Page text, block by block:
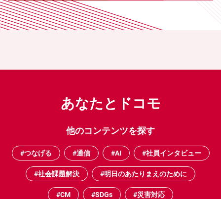
あなたとドコモ
他のコンテンツを探す
#つなげる #通信 #AI #社員インタビュー
#社会課題解決 #明日のあたりまえのために
#CM #SDGs #災害対応